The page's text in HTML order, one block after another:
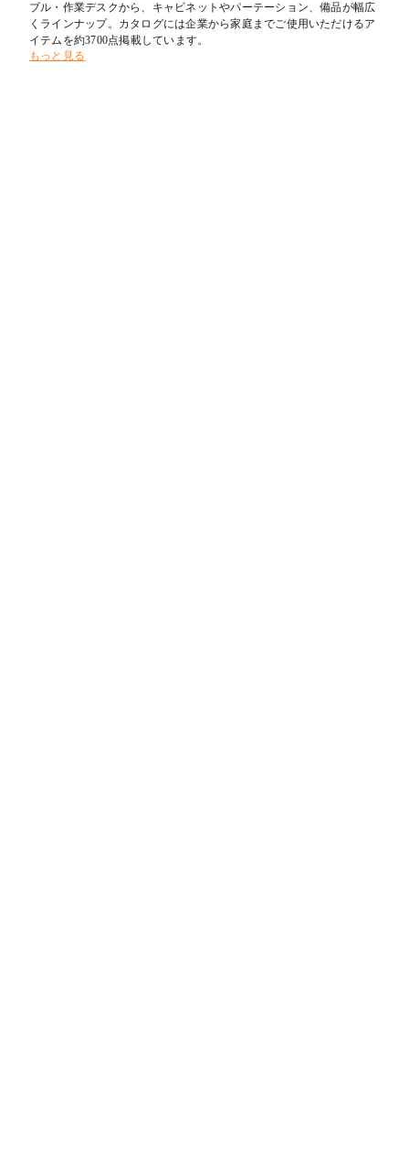
ブル・作業デスクから、キャビネットやパーテーション、備品が幅広
くラインナップ。カタログには企業から家庭までご使用いただけるア
イテムを約3700点掲載しています。
もっと見る